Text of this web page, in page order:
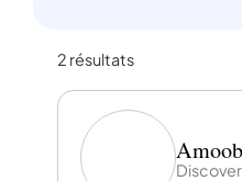
2 résultats